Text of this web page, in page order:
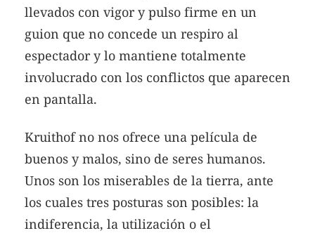
llevados con vigor y pulso firme en un
guion que no concede un respiro al
espectador y lo mantiene totalmente
involucrado con los conflictos que aparecen
en pantalla.
Kruithof no nos ofrece una película de
buenos y malos, sino de seres humanos.
Unos son los miserables de la tierra, ante
los cuales tres posturas son posibles: la
indiferencia, la utilización o el